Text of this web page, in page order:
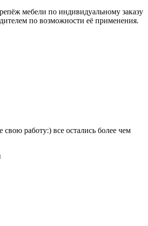
мебели по индивидуальному заказу
по возможности её применения.
работу:) все остались более чем